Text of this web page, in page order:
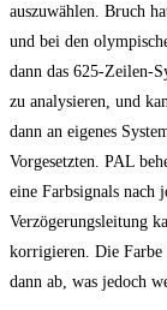
auszuwählen. Bruch
und bei den
dann das 625-Zeilen-
zu analysieren, und
dann an eigenes
Vorgesetzten. PAL
eine Farbsignals
Verzögerungsleitung
korrigieren. Die
dann ab, was jedoch